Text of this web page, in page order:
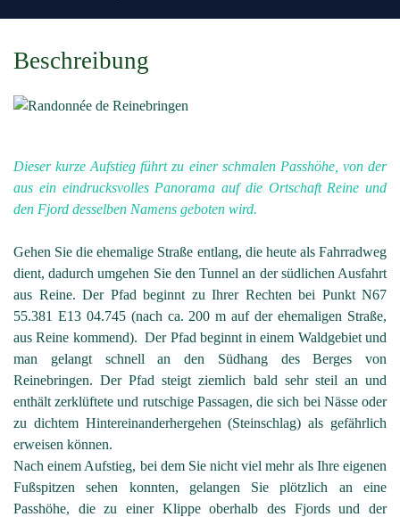
Beschreibung
Dieser kurze Aufstieg führt zu einer schmalen Passhöhe, von der
aus ein eindrucksvolles Panorama auf die Ortschaft Reine und
den Fjord desselben Namens geboten wird.
Gehen Sie die ehemalige Straße entlang, die heute als Fahrradweg
dient, dadurch umgehen Sie den Tunnel an der südlichen Ausfahrt
aus Reine. Der Pfad beginnt zu Ihrer Rechten bei Punkt N67
55.381 E13 04.745 (nach ca. 200 m auf der ehemaligen Straße,
aus Reine kommend). Der Pfad beginnt in einem Waldgebiet und
man gelangt schnell an den Südhang des Berges von
Reinebringen. Der Pfad steigt ziemlich bald sehr steil an und
enthält zerklüftete und rutschige Passagen, die sich bei Nässe oder
zu dichtem Hintereinanderhergehen (Steinschlag) als gefährlich
erweisen können.
Nach einem Aufstieg, bei dem Sie nicht viel mehr als Ihre eigenen
Fußspitzen sehen konnten, gelangen Sie plötzlich an eine
Passhöhe, die zu einer Klippe oberhalb des Fjords und der